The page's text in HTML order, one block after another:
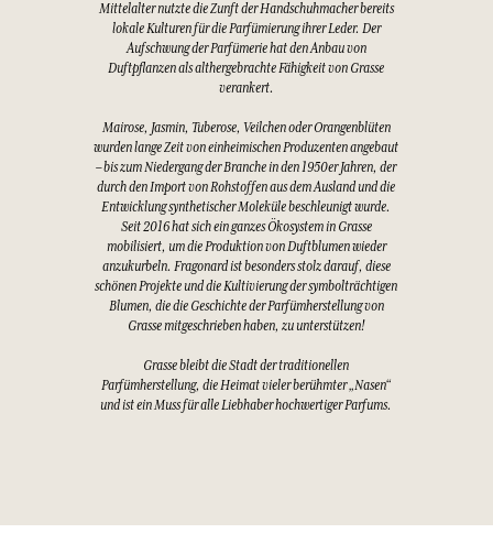
Mittelalter nutzte die Zunft der Handschuhmacher bereits
lokale Kulturen für die Parfümierung ihrer Leder. Der
Aufschwung der Parfümerie hat den Anbau von
Duftpflanzen als althergebrachte Fähigkeit von Grasse
verankert.
Mairose, Jasmin, Tuberose, Veilchen oder Orangenblüten
wurden lange Zeit von einheimischen Produzenten angebaut
– bis zum Niedergang der Branche in den 1950er Jahren, der
durch den Import von Rohstoffen aus dem Ausland und die
Entwicklung synthetischer Moleküle beschleunigt wurde.
Seit 2016 hat sich ein ganzes Ökosystem in Grasse
mobilisiert, um die Produktion von Duftblumen wieder
anzukurbeln. Fragonard ist besonders stolz darauf, diese
schönen Projekte und die Kultivierung der symbolträchtigen
Blumen, die die Geschichte der Parfümherstellung von
Grasse mitgeschrieben haben, zu unterstützen!
Grasse bleibt die Stadt der traditionellen
Parfümherstellung, die Heimat vieler berühmter „Nasen“
und ist ein Muss für alle Liebhaber hochwertiger Parfums.